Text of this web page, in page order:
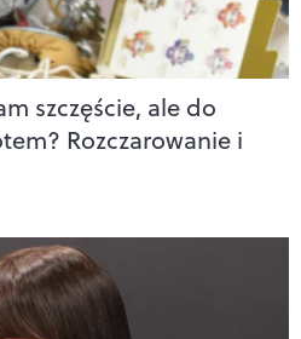
szczęście, ale do
Rozczarowanie i